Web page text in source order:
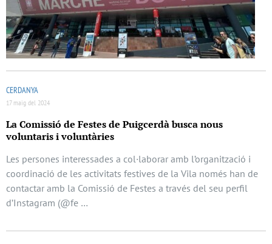
CERDANYA
17 maig del 2024
La Comissió de Festes de Puigcerdà busca nous
voluntaris i voluntàries
Les persones interessades a col·laborar amb l’organització i
coordinació de les activitats festives de la Vila només han de
contactar amb la Comissió de Festes a través del seu perfil
d’Instagram (@fe …